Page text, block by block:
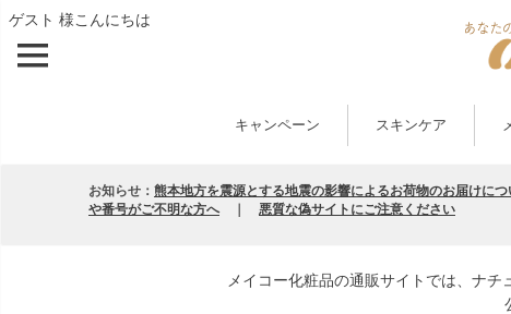
ゲスト 様こんにちは
キャンペーン スキンケア
お知らせ： 熊本地方を震源とする地震の影響によるお荷物のお届けにつ
や番号がご不明な方へ｜ 悪質な偽サイトにご注意ください
メイコー化粧品の通販サイトでは、ナ